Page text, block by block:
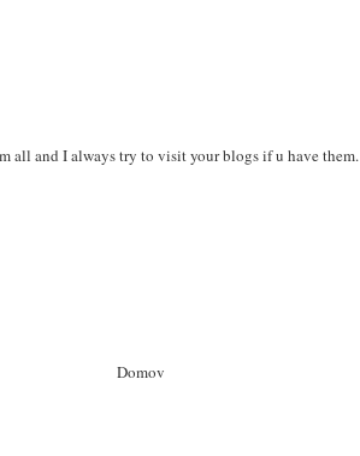
all and I always try to visit your blogs if u have them.
Domov